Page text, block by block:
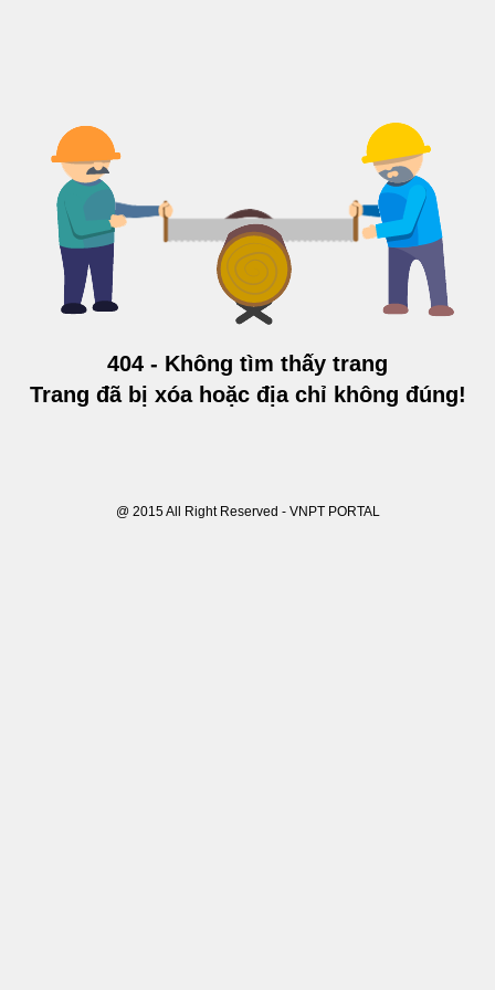
404 - Không tìm thấy trang
Trang đã bị xóa hoặc địa chỉ không đúng!
@ 2015 All Right Reserved - VNPT PORTAL